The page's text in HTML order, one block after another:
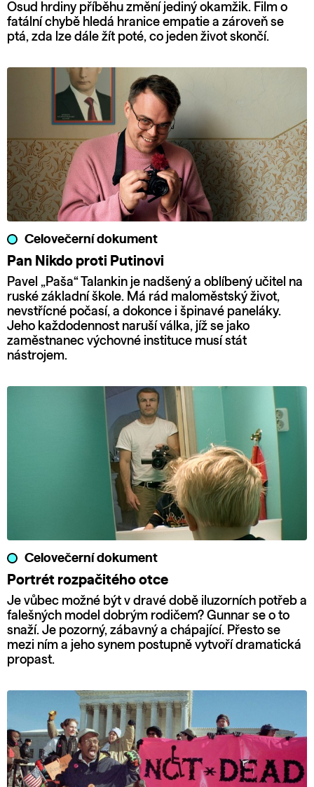
Osud hrdiny příběhu změní jediný okamžik. Film o
fatální chybě hledá hranice empatie a zároveň se
ptá, zda lze dále žít poté, co jeden život skončí.
Celovečerní dokument
Pan Nikdo proti Putinovi
Pavel „Paša“ Talankin je nadšený a oblíbený učitel na
ruské základní škole. Má rád maloměstský život,
nevstřícné počasí, a dokonce i špinavé paneláky.
Jeho každodennost naruší válka, jíž se jako
zaměstnanec výchovné instituce musí stát
nástrojem.
Celovečerní dokument
Portrét rozpačitého otce
Je vůbec možné být v dravé době iluzorních potřeb a
falešných model dobrým rodičem? Gunnar se o to
snaží. Je pozorný, zábavný a chápající. Přesto se
mezi ním a jeho synem postupně vytvoří dramatická
propast.